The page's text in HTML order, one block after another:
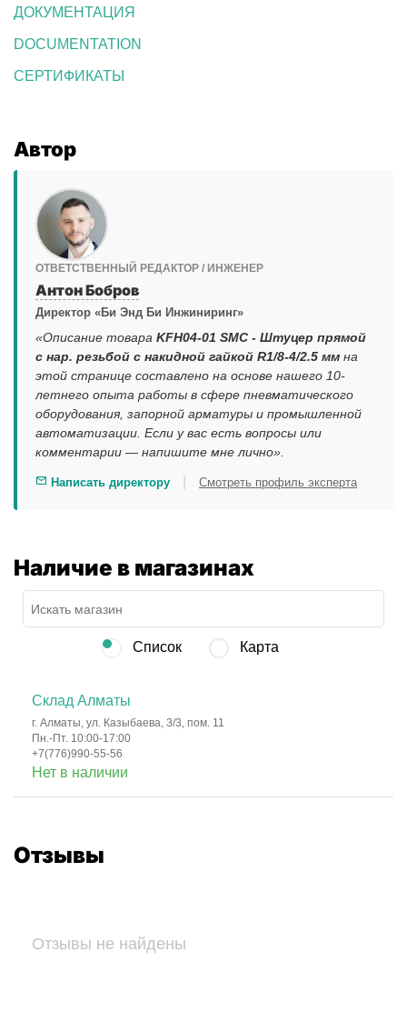
ДОКУМЕНТАЦИЯ
DOCUMENTATION
СЕРТИФИКАТЫ
Автор
ОТВЕТСТВЕННЫЙ РЕДАКТОР / ИНЖЕНЕР
Антон Бобров
Директор «Би Энд Би Инжиниринг»
«Описание товара KFH04-01 SMC - Штуцер прямой
с нар. резьбой с накидной гайкой R1/8-4/2.5 мм на
этой странице составлено на основе нашего 10-
летнего опыта работы в сфере пневматического
оборудования, запорной арматуры и промышленной
автоматизации. Если у вас есть вопросы или
комментарии — напишите мне лично».
Написать директору Смотреть профиль эксперта
Наличие в магазинах
Список Карта
Склад Алматы
г. Алматы, ул. Казыбаева, 3/3, пом. 11
Пн.-Пт. 10:00-17:00
+7(776)990-55-56
Нет в наличии
Отзывы
Отзывы не найдены